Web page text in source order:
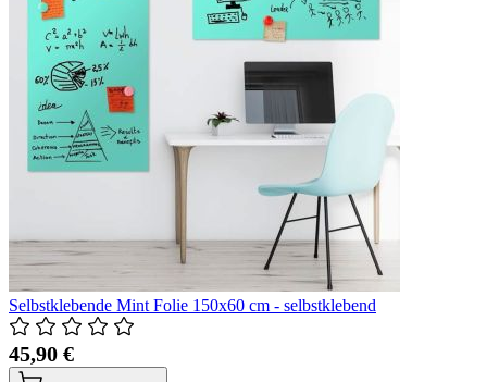
Selbstklebende Mint Folie 150x60 cm - selbstklebend
45,90 €